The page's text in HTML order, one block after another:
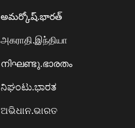
అమర్కోష్.భారత్
அகராதி.இந்தியா
നിഘണ്ടു.ഭാരതം
ನಿಘಂಟು.ಭಾರತ
ଅଭିଧାନ.ଭାରତ